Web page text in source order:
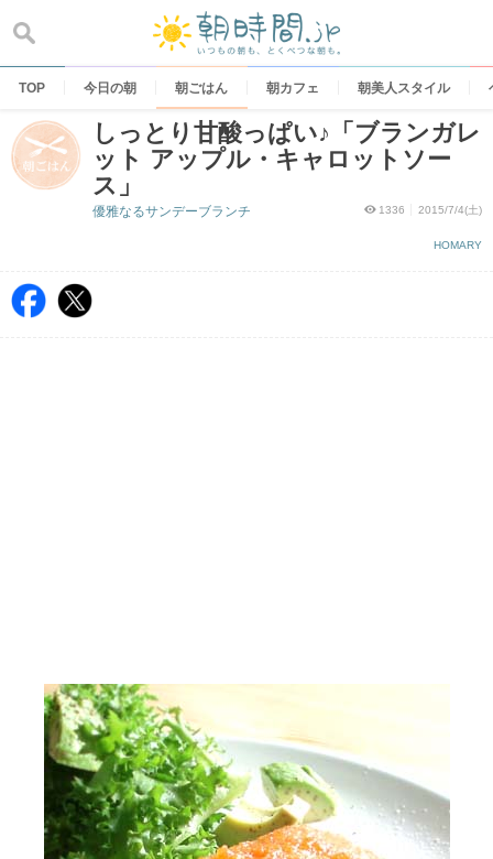
content
TOP 今日の朝 朝ごはん 朝カフェ 朝美人スタイル
しっとり甘酸っぱい♪「ブランガレ
ット アップル・キャロットソー
ス」
1336 2015/7/4(土)
HOMARY
優雅なるサンデーブランチ